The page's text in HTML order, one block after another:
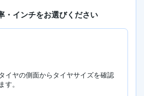
・インチをお選びください
イヤの側面からタイヤサイズを確認
す。